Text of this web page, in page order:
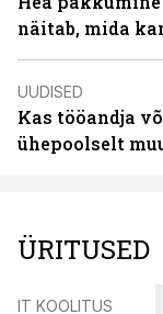
näitab, mida
UUDISED
Kas tööandja
ühepoolselt
ÜRITUSED
IT KOOLITUS